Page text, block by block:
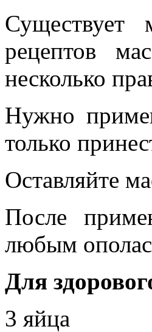
Существует
рецептов
несколько
Нужно
только
Оставляйте
После
любым
Для
3 яйца